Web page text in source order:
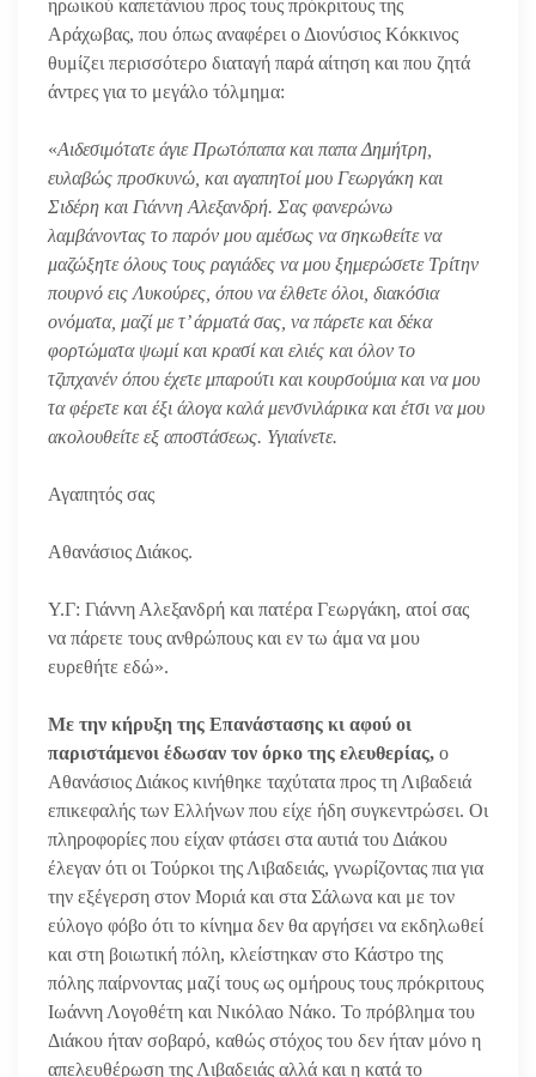
ηρωικού καπετάνιου προς τους πρόκριτους της
Αράχωβας, που όπως αναφέρει ο Διονύσιος Κόκκινος
θυμίζει περισσότερο διαταγή παρά αίτηση και που ζητά
άντρες για το μεγάλο τόλμημα:
«Αιδεσιμότατε άγιε Πρωτόπαπα και παπα Δημήτρη,
ευλαβώς προσκυνώ, και αγαπητοί μου Γεωργάκη και
Σιδέρη και Γιάννη Αλεξανδρή. Σας φανερώνω
λαμβάνοντας το παρόν μου αμέσως να σηκωθείτε να
μαζώξητε όλους τους ραγιάδες να μου ξημερώσετε Τρίτην
πουρνό εις Λυκούρες, όπου να έλθετε όλοι, διακόσια
ονόματα, μαζί με τ’ άρματά σας, να πάρετε και δέκα
φορτώματα ψωμί και κρασί και ελιές και όλον το
τζιπχανέν όπου έχετε μπαρούτι και κουρσούμια και να μου
τα φέρετε και έξι άλογα καλά μενσνιλάρικα και έτσι να μου
ακολουθείτε εξ αποστάσεως. Υγιαίνετε.
Αγαπητός σας
Αθανάσιος Διάκος.
Υ.Γ: Γιάννη Αλεξανδρή και πατέρα Γεωργάκη, ατοί σας
να πάρετε τους ανθρώπους και εν τω άμα να μου
ευρεθήτε εδώ».
Με την κήρυξη της Επανάστασης κι αφού οι
παριστάμενοι έδωσαν τον όρκο της ελευθερίας, ο
Αθανάσιος Διάκος κινήθηκε ταχύτατα προς τη Λιβαδειά
επικεφαλής των Ελλήνων που είχε ήδη συγκεντρώσει. Οι
πληροφορίες που είχαν φτάσει στα αυτιά του Διάκου
έλεγαν ότι οι Τούρκοι της Λιβαδειάς, γνωρίζοντας πια για
την εξέγερση στον Μοριά και στα Σάλωνα και με τον
εύλογο φόβο ότι το κίνημα δεν θα αργήσει να εκδηλωθεί
και στη βοιωτική πόλη, κλείστηκαν στο Κάστρο της
πόλης παίρνοντας μαζί τους ως ομήρους τους πρόκριτους
Ιωάννη Λογοθέτη και Νικόλαο Νάκο. Το πρόβλημα του
Διάκου ήταν σοβαρό, καθώς στόχος του δεν ήταν μόνο η
απελευθέρωση της Λιβαδειάς αλλά και η κατά το